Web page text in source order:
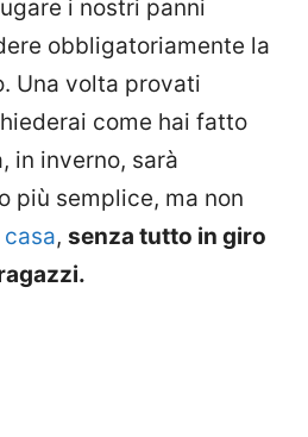
i nostri panni
obbligatoriamente la
Una volta provati
come hai fatto
in inverno, sarà
più semplice, ma non
, senza tutto in giro